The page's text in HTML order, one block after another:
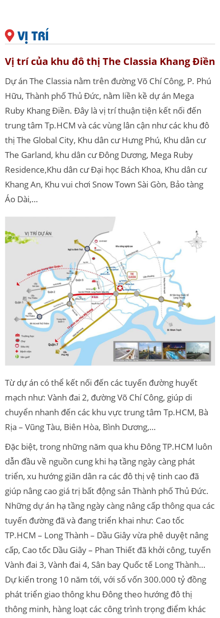
VỊ TRÍ
Vị trí của khu đô thị The Classia Khang Điền
Dự án The Classia nằm trên đường Võ Chí Công, P. Phú
Hữu, Thành phố Thủ Đức, nằm liền kề dự án Mega
Ruby Khang Điền. Đây là vị trí thuận tiện kết nối đến
trung tâm Tp.HCM và các vùng lân cận như các khu đô
thị The Global City, Khu dân cư Hưng Phú, Khu dân cư
The Garland, khu dân cư Đông Dương, Mega Ruby
Residence,Khu dân cư Đại học Bách Khoa, Khu dân cư
Khang An, Khu vui chơi Snow Town Sài Gòn, Bảo tàng
Áo Dài,…
Từ dự án có thể kết nối đến các tuyến đường huyết
mạch như: Vành đai 2, đường Võ Chí Công, giúp di
chuyển nhanh đến các khu vực trung tâm Tp.HCM, Bà
Rịa – Vũng Tàu, Biên Hòa, Bình Dương,…
Đặc biệt, trong những năm qua khu Đông TP.HCM luôn
dẫn đầu về nguồn cung khi hạ tầng ngày càng phát
triển, xu hướng giãn dân ra các đô thị vệ tinh cao đã
giúp nâng cao giá trị bất động sản Thành phố Thủ Đức.
Những dự án hạ tầng ngày càng nâng cấp thông qua các
tuyến đường đã và đang triển khai như: Cao tốc
TP.HCM – Long Thành – Dầu Giây vừa phê duyệt nâng
cấp, Cao tốc Dầu Giây – Phan Thiết đã khởi công, tuyến
Vành đai 3, Vành đai 4, Sân bay Quốc tế Long Thành…
Dự kiến trong 10 năm tới, với số vốn 300.000 tỷ đồng
phát triển giao thông khu Đông theo hướng đô thị
thông minh, hàng loạt các công trình trọng điểm khác